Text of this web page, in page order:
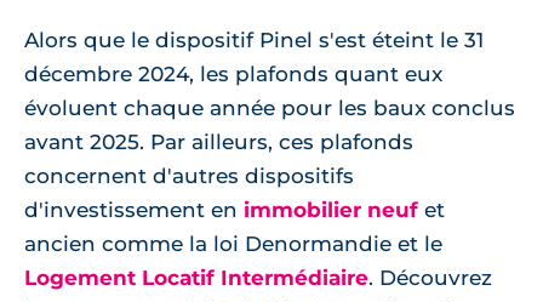
Alors que le dispositif Pinel s'est éteint le 31
décembre 2024, les plafonds quant eux
évoluent chaque année pour les baux conclus
avant 2025. Par ailleurs, ces plafonds
concernent d'autres dispositifs
d'investissement en immobilier neuf et
ancien comme la loi Denormandie et le
Logement Locatif Intermédiaire. Découvrez